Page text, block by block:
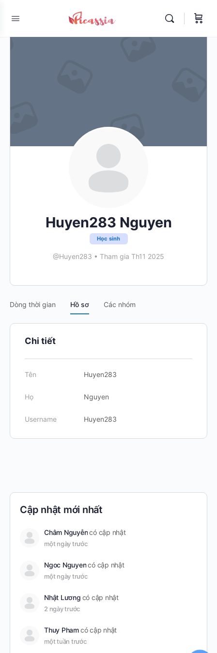
Huyen283 Nguyen
Học sinh
@Huyen283 • Tham gia Th11 2025
Dòng thời gian Hồ sơ Các nhóm
Chi tiết
Tên Huyen283
Họ Nguyen
Username Huyen283
Cập nhật mới nhất
Châm Nguyễncó cập nhật
một ngày trước
Ngoc Nguyencó cập nhật
một ngày trước
Nhật Lương có cập nhật
2 ngày trước
Thuy Phamcó cập nhật
một tuần trước